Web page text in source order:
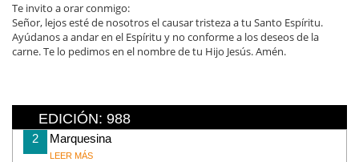
Te invito a orar conmigo:
Señor, lejos esté de nosotros el causar tristeza a tu Santo Espíritu.
Ayúdanos a andar en el Espíritu y no conforme a los deseos de la
carne. Te lo pedimos en el nombre de tu Hijo Jesús. Amén.
EDICIÓN: 988
2 Marquesina
LEER MÁS